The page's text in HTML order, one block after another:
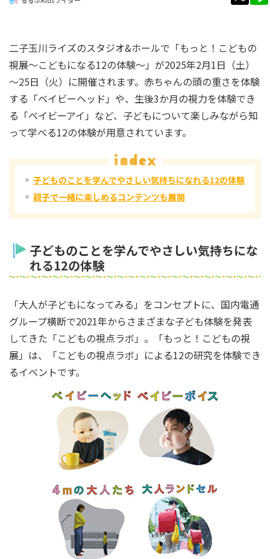
二子玉川ライズのスタジオ&ホールで「もっと！こどもの
視展〜こどもになる12の体験〜」が2025年2月1日（土）
～25日（火）に開催されます。赤ちゃんの頭の重さを体験
する「ベイビーヘッド」や、生後3か月の視力を体験でき
る「ベイビーアイ」など、子どもについて楽しみながら知
って学べる12の体験が用意されています。
子どものことを学んでやさしい気持ちになれる12の体験
親子で一緒に楽しめるコンテンツも展開
子どものことを学んでやさしい気持ちにな
れる12の体験
「大人が子どもになってみる」をコンセプトに、国内電通
グループ横断で2021年からさまざまな子ども体験を発表
してきた「こどもの視点ラボ」。「もっと！こどもの視
展」は、「こどもの視点ラボ」による12の研究を体験でき
るイベントです。